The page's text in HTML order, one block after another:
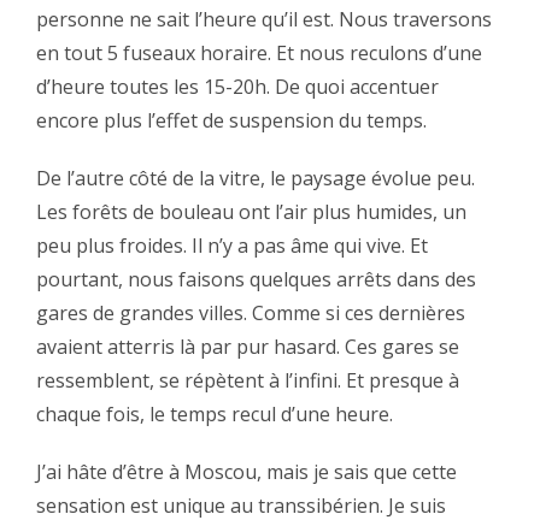
personne ne sait l’heure qu’il est. Nous traversons
en tout 5 fuseaux horaire. Et nous reculons d’une
d’heure toutes les 15-20h. De quoi accentuer
encore plus l’effet de suspension du temps.‬
‪De l’autre côté de la vitre, le paysage évolue peu.
Les forêts de bouleau ont l’air plus humides, un
peu plus froides. Il n’y a pas âme qui vive. Et
pourtant, nous faisons quelques arrêts dans des
gares de grandes villes. Comme si ces dernières
avaient atterris là par pur hasard. Ces gares se
ressemblent, se répètent à l’infini. Et presque à
chaque fois, le temps recul d’une heure.‬
‪J’ai hâte d’être à Moscou, mais je sais que cette
sensation est unique au transsibérien. Je suis